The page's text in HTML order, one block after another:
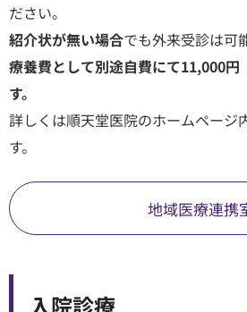
ださい。
紹介状が無い場合でも外来受診は可
療養費として別途自費にて11,000円
す。
詳しくは順天堂医院のホームページ
す。
地域医療連携
⼊院診療